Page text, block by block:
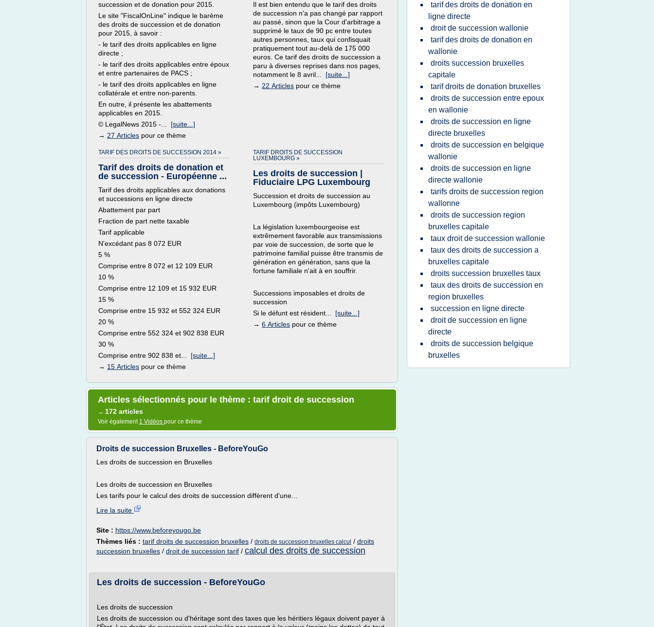
succession et de donation pour 2015.
Le site "FiscalOnLine" indique le barème
des droits de succession et de donation
pour 2015, à savoir :
- le tarif des droits applicables en ligne
directe ;
- le tarif des droits applicables entre époux
et entre partenaires de PACS ;
- le tarif des droits applicables en ligne
collatérale et entre non-parents.
En outre, il présente les abattements
applicables en 2015.
© LegalNews 2015 -... [suite...]
→ 27 Articles pour ce thème
Il est bien entendu que le tarif des droits
de succession n'a pas changé par rapport
au passé, sinon que la Cour d'arbitrage a
supprimé le taux de 90 pc entre toutes
autres personnes, taux qui confisquait
pratiquement tout au-delà de 175 000
euros. Ce tarif des droits de succession a
paru à diverses reprises dans nos pages,
notamment le 8 avril... [suite...]
→ 22 Articles pour ce thème
TARIF DES DROITS DE SUCCESSION 2014 »
Tarif des droits de donation et
de succession - Européenne ...
Tarif des droits applicables aux donations
et successions en ligne directe
Abattement par part
Fraction de part nette taxable
Tarif applicable
N'excédant pas 8 072 EUR
5 %
Comprise entre 8 072 et 12 109 EUR
10 %
Comprise entre 12 109 et 15 932 EUR
15 %
Comprise entre 15 932 et 552 324 EUR
20 %
Comprise entre 552 324 et 902 838 EUR
30 %
Comprise entre 902 838 et... [suite...]
→ 15 Articles pour ce thème
TARIF DROITS DE SUCCESSION
LUXEMBOURG »
Les droits de succession |
Fiduciaire LPG Luxembourg
Succession et droits de succession au
Luxembourg (impôts Luxembourg)
La législation luxembourgeoise est
extrêmement favorable aux transmissions
par voie de succession, de sorte que le
patrimoine familial puisse être transmis de
génération en génération, sans que la
fortune familiale n'ait à en souffrir.
Successions imposables et droits de
succession
Si le défunt est résident... [suite...]
→ 6 Articles pour ce thème
Articles sélectionnés pour le thème : tarif droit de succession
→ 172 articles
Voir également 1 Vidéos pour ce thème
Droits de succession Bruxelles - BeforeYouGo
Les droits de succession en Bruxelles
Les droits de succession en Bruxelles
Les tarifs pour le calcul des droits de succession diffèrent d'une...
Lire la suite
Site : https://www.beforeyougo.be
Thèmes liés : tarif droits de succession bruxelles / droits de succession bruxelles calcul / droits
succession bruxelles / droit de succession tarif / calcul des droits de succession
Les droits de succession - BeforeYouGo
Les droits de succession
Les droits de succession ou d'héritage sont des taxes que les héritiers légaux doivent payer à
tarif des droits de donation en
ligne directe
droit de succession wallonie
tarif des droits de donation en
wallonie
droits succession bruxelles
capitale
tarif droits de donation bruxelles
droits de succession entre epoux
en wallonie
droits de succession en ligne
directe bruxelles
droits de succession en belgique
wallonie
droits de succession en ligne
directe wallonie
tarifs droits de succession region
wallonne
droits de succession region
bruxelles capitale
taux droit de succession wallonie
taux des droits de succession a
bruxelles capitale
droits succession bruxelles taux
taux des droits de succession en
region bruxelles
succession en ligne directe
droit de succession en ligne
directe
droits de succession belgique
bruxelles